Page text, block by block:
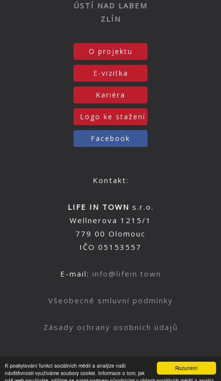
Rozumím!
K poskytování funkcí sociálních médií a analýze naší
návštěvnosti využíváme soubory cookie. Informace o tom, jak
ÚSTÍ NAD LABEM
ZLÍN
O projektu
E-vizitka
Kariéra
Logo ke stažení
Facebook
Kontakt:
LIFE IN TOWN s.r.o.
Wellnerova 1215/1
779 00 Olomouc
IČO 05153557
E-mail: info@lifein.town
Všeobecné smluvní podmínky
Zásady ochrany osobních údajů
Nahoru